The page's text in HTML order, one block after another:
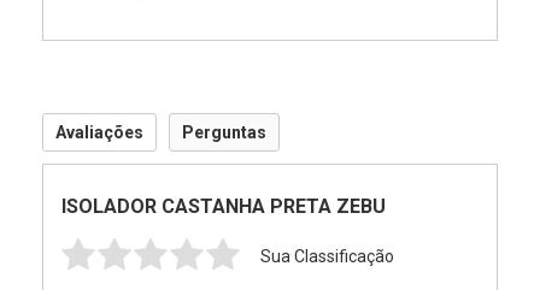
Avaliações Perguntas
ISOLADOR CASTANHA PRETA ZEBU
Sua Classificação